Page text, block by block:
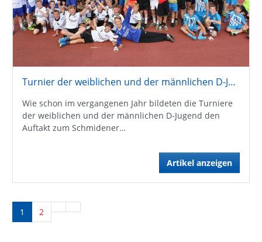
Turnier der weiblichen und der männlichen D-Jugend im Rahmen des Schmidener Ortsturniers
Wie schon im vergangenen Jahr bildeten die Turniere
der weiblichen und der männlichen D-Jugend den
Auftakt zum Schmidener…
Artikel anzeigen
1 2